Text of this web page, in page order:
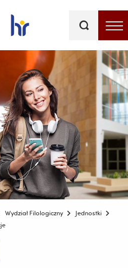
kluczowe
Wydział Filologiczny
Jednostki